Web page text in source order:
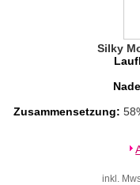
Silky
Zusammensetzung:
inkl.